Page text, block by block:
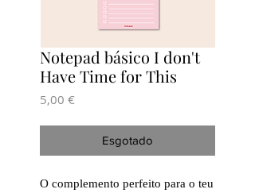
Notepad básico I don't
Have Time for This
5,00 €
Esgotado
O complemento perfeito para o teu